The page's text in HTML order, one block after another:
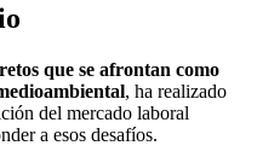
retos que se afrontan como
, ha realizado
del mercado laboral
a esos desafíos.